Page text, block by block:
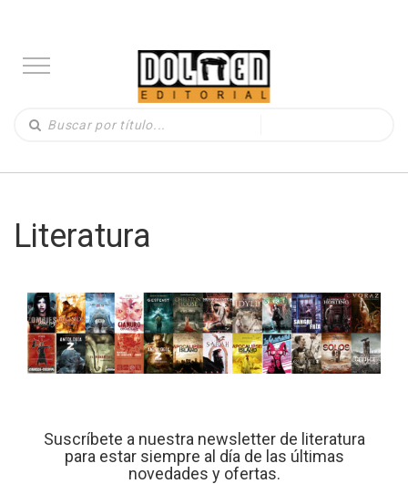
Literatura
Suscríbete a nuestra newsletter de literatura
para estar siempre al día de las últimas
novedades y ofertas.